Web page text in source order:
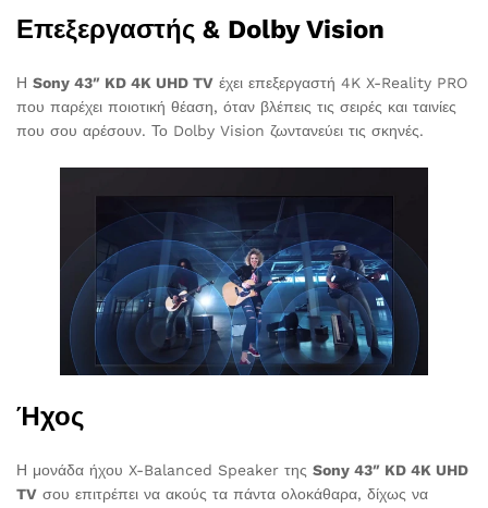
Επεξεργαστής & Dolby Vision
Η Sony 43″ KD 4K UHD TV έχει επεξεργαστή 4K X-Reality PRO
που παρέχει ποιοτική θέαση, όταν βλέπεις τις σειρές και ταινίες
που σου αρέσουν. Το Dolby Vision ζωντανεύει τις σκηνές.
Ήχος
Η μονάδα ήχου X-Balanced Speaker της Sony 43″ KD 4K UHD
TV σου επιτρέπει να ακούς τα πάντα ολοκάθαρα, δίχως να